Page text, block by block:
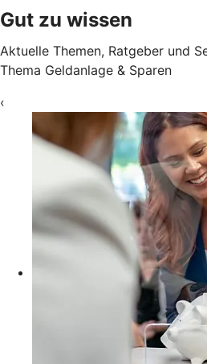
Gut zu wissen
Aktuelle Themen, Ratgeber und
Thema Geldanlage & Sparen
‹